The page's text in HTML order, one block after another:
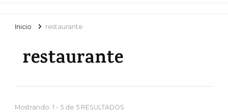
Inicio restaurante
restaurante
Mostrando: 1 - 5 de 5 RESULTADOS